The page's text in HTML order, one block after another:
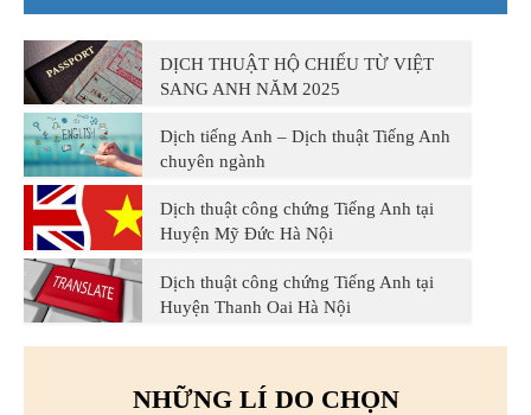
DỊCH THUẬT HỘ CHIẾU TỪ VIỆT
SANG ANH NĂM 2025
Dịch tiếng Anh – Dịch thuật Tiếng Anh
chuyên ngành
Dịch thuật công chứng Tiếng Anh tại
Huyện Mỹ Đức Hà Nội
Dịch thuật công chứng Tiếng Anh tại
Huyện Thanh Oai Hà Nội
NHỮNG LÍ DO CHỌN